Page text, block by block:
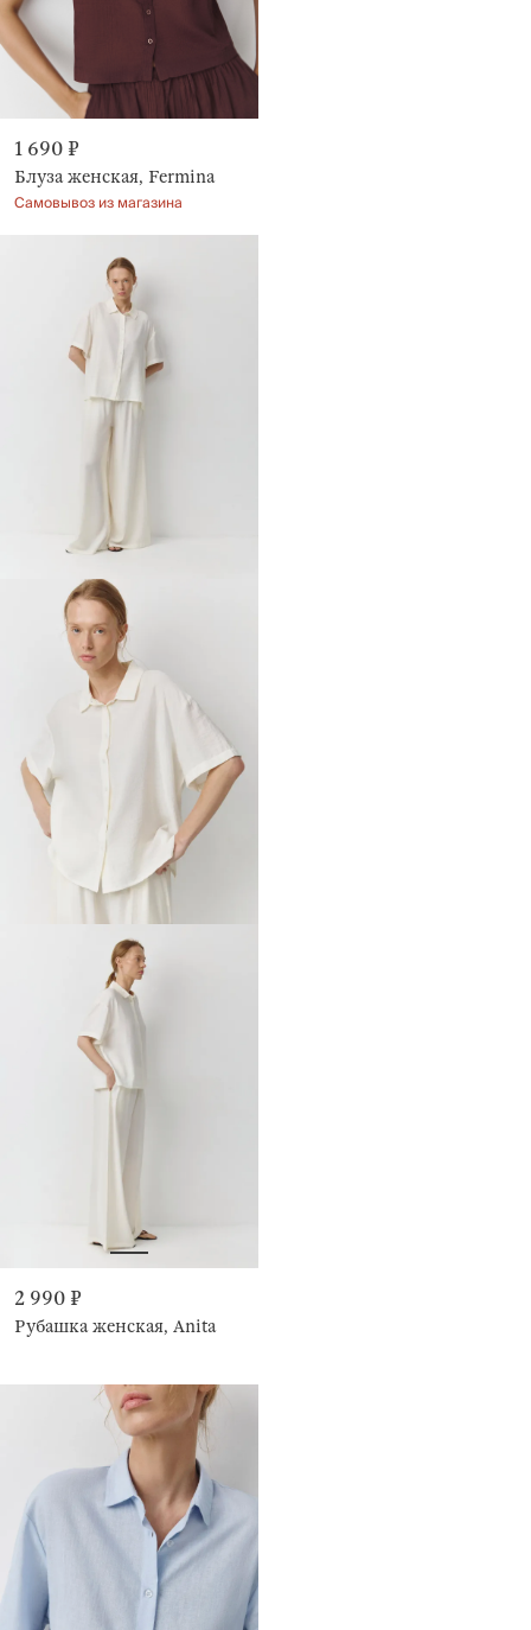
1 690 ₽
Блуза женская, Fermina
Самовывоз из магазина
2 990 ₽
Рубашка женская, Anita